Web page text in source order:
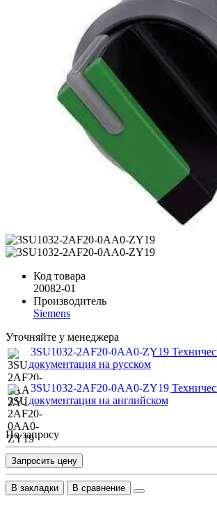
Код товара
20082-01
Производитель
Siemens
Уточняйте у менеджера
3SU1032-2AF20-0AA0-ZY19
документация на русском
3SU1032-2AF20-0AA0-ZY19
документация на английском
По запросу
Запросить цену
В закладки В сравнение